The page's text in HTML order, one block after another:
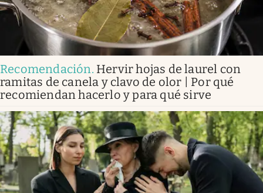
Recomendación. Hervir hojas de laurel con
ramitas de canela y clavo de olor | Por qué
recomiendan hacerlo y para qué sirve